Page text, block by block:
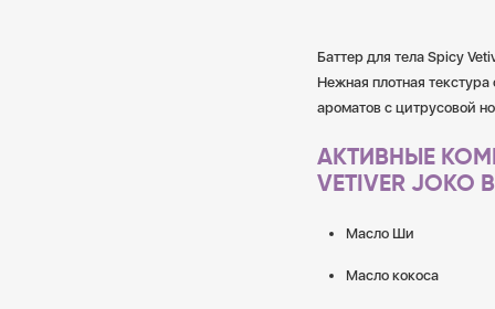
Баттер для тела Spicy
Нежная плотная
ароматов с цитрусовой
АКТИВНЫЕ
VETIVER JOKO
Масло Ши
Масло кокоса